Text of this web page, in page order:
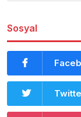
Sosyal